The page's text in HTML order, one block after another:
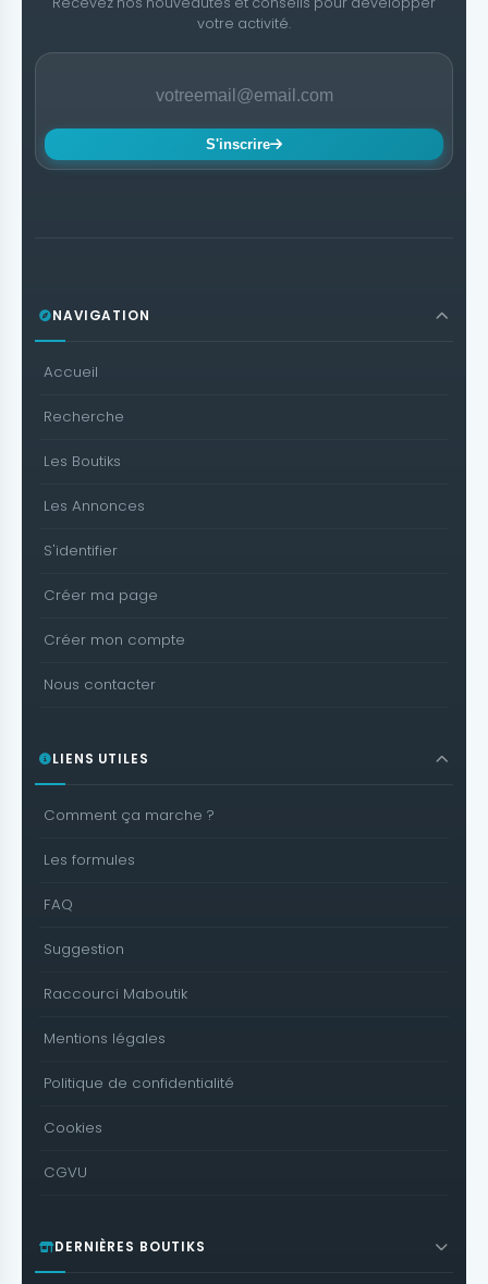
votre activité.
S'inscrire
NAVIGATION
Accueil
Recherche
Les Boutiks
Les Annonces
S'identifier
Créer ma page
Créer mon compte
Nous contacter
LIENS UTILES
Comment ça marche ?
Les formules
FAQ
Suggestion
Raccourci Maboutik
Mentions légales
Politique de confidentialité
Cookies
CGVU
DERNIÈRES BOUTIKS